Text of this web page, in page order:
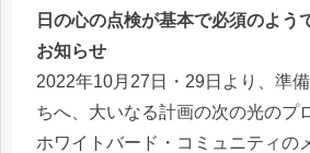
日の心の点検が基本で必須のよう
お知らせ
2022年10月27日・29日より、準
ちへ、大いなる計画の次の光のプ
ホワイトバード・コミュニティの